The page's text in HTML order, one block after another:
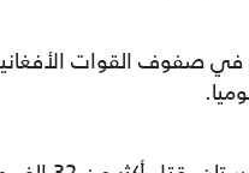
في صفوف القوات